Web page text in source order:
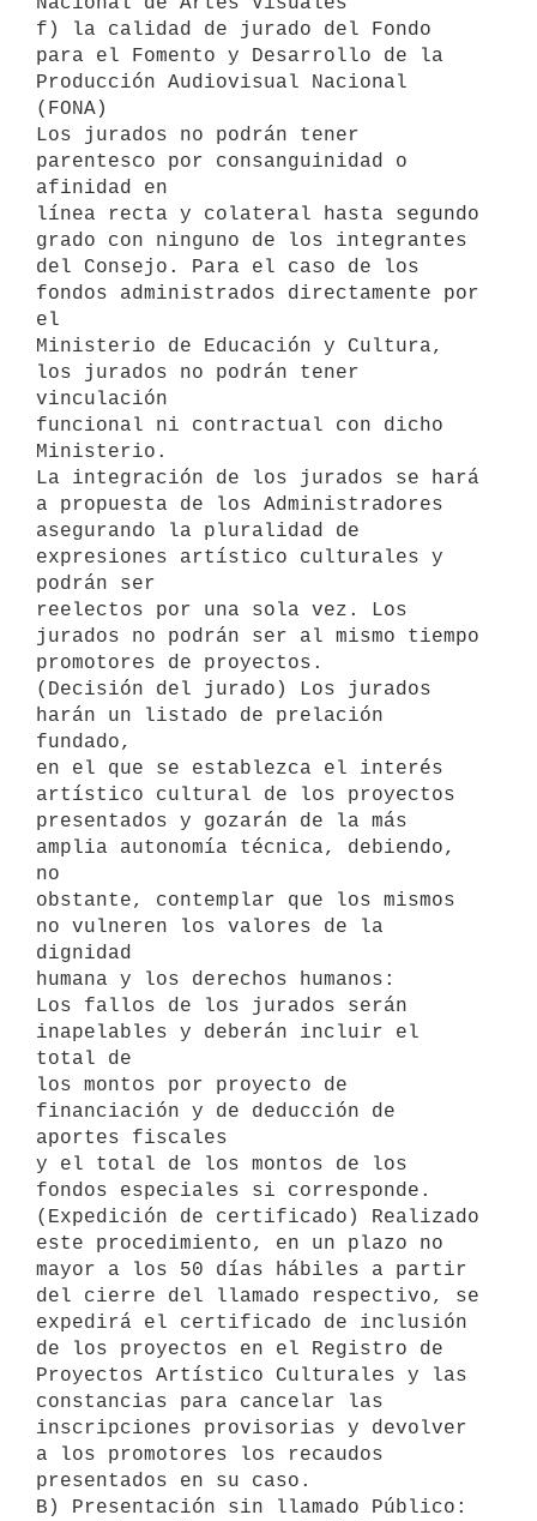
f) la calidad de jurado del Fondo
para el Fomento y Desarrollo de la
Producción Audiovisual Nacional
(FONA)
Los jurados no podrán tener
parentesco por consanguinidad o
afinidad en
línea recta y colateral hasta segundo
grado con ninguno de los integrantes
del Consejo. Para el caso de los
fondos administrados directamente por
el
Ministerio de Educación y Cultura,
los jurados no podrán tener
vinculación
funcional ni contractual con dicho
Ministerio.
La integración de los jurados se hará
a propuesta de los Administradores
asegurando la pluralidad de
expresiones artístico culturales y
podrán ser
reelectos por una sola vez. Los
jurados no podrán ser al mismo tiempo
promotores de proyectos.
(Decisión del jurado) Los jurados
harán un listado de prelación
fundado,
en el que se establezca el interés
artístico cultural de los proyectos
presentados y gozarán de la más
amplia autonomía técnica, debiendo,
no
obstante, contemplar que los mismos
no vulneren los valores de la
dignidad
humana y los derechos humanos:
Los fallos de los jurados serán
inapelables y deberán incluir el
total de
los montos por proyecto de
financiación y de deducción de
aportes fiscales
y el total de los montos de los
fondos especiales si corresponde.
(Expedición de certificado) Realizado
este procedimiento, en un plazo no
mayor a los 50 días hábiles a partir
del cierre del llamado respectivo, se
expedirá el certificado de inclusión
de los proyectos en el Registro de
Proyectos Artístico Culturales y las
constancias para cancelar las
inscripciones provisorias y devolver
a los promotores los recaudos
presentados en su caso.
B) Presentación sin llamado Público: